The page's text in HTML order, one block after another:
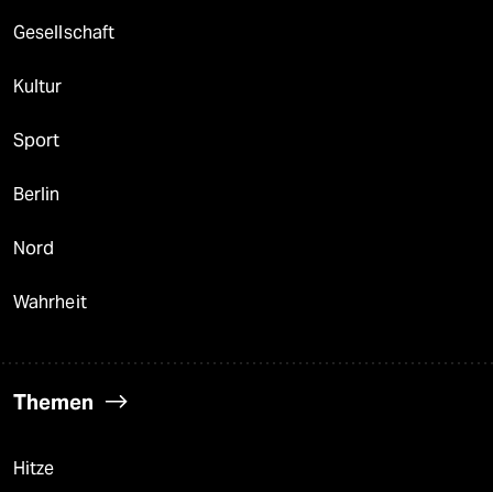
Gesellschaft
Kultur
Sport
Berlin
Nord
Wahrheit
Themen
Hitze